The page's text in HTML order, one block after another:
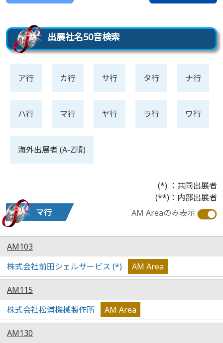
出展社名50音検索
ア行 カ行 サ行 タ行 ナ行
ハ行 マ行 ヤ行 ラ行 ワ行
海外出展者 (A-Z順)
(*) ：共同出展者
(**)：内部出展者
マ行
AM Areaのみ表示
AM103
株式会社前田シェルサービス (*)
AM Area
AM115
株式会社松浦機械製作所
AM Area
AM130